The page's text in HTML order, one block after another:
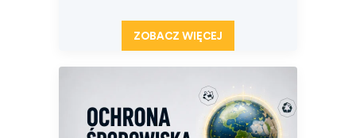
ZOBACZ WIĘCEJ